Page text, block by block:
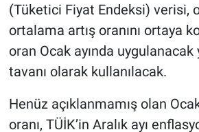
(Tüketici Fiyat Endeksi) verisi,
ortalama artış oranını ortaya
oran Ocak ayında
tavanı olarak kullanılacak.
Henüz açıklanmamış olan
oranı, TÜİK’in Aralık ayı